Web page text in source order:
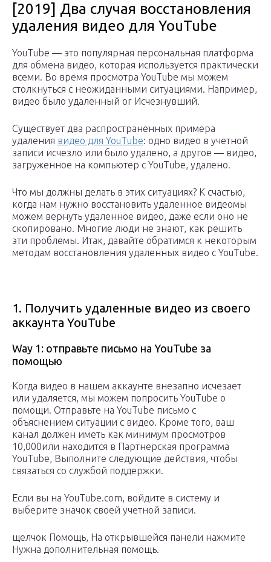
[2019] Два случая восстановления
удаления видео для YouTube
YouTube — это популярная персональная платформа
для обмена видео, которая используется практически
всеми. Во время просмотра YouTube мы можем
столкнуться с неожиданными ситуациями. Например,
видео было удаленный or Исчезнувший.
Существует два распространенных примера
удаления видео для YouTube: одно видео в учетной
записи исчезло или было удалено, а другое — видео,
загруженное на компьютер с YouTube, удалено.
Что мы должны делать в этих ситуациях? К счастью,
когда нам нужно восстановить удаленное видеомы
можем вернуть удаленное видео, даже если оно не
скопировано. Многие люди не знают, как решить
эти проблемы. Итак, давайте обратимся к некоторым
методам восстановления удаленных видео с YouTube.
1. Получить удаленные видео из своего
аккаунта YouTube
Way 1: отправьте письмо на YouTube за
помощью
Когда видео в нашем аккаунте внезапно исчезает
или удаляется, мы можем попросить YouTube о
помощи. Отправьте на YouTube письмо с
объяснением ситуации с видео. Кроме того, ваш
канал должен иметь как минимум просмотров
10,000или находится в Партнерская программа
YouTube, Выполните следующие действия, чтобы
связаться со службой поддержки.
Если вы на YouTube.com, войдите в систему и
выберите значок своей учетной записи.
щелчок Помощь, На открывшейся панели нажмите
Нужна дополнительная помощь.